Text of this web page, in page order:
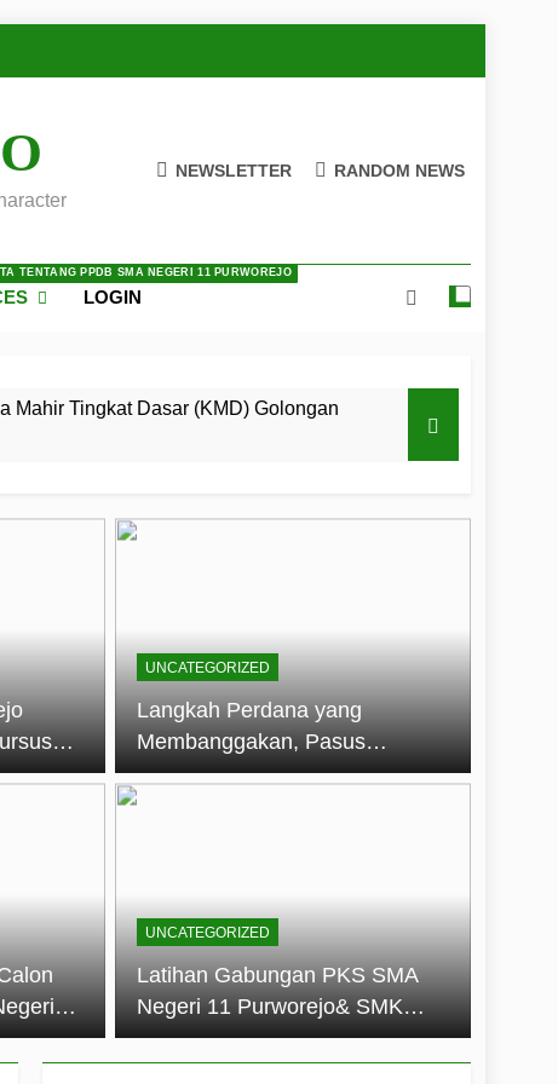
NEWSLETTER RANDOM NEWS
TENTANG PPDB SMA NEGERI 11 PURWOREJO
LOGIN
Mahir Tingkat Dasar (KMD) Golongan
Jiwa Kepemimpinan, Disiplin,
2026
UNCATEGORIZED
Langkah Perdana yang
Membanggakan, Pasus
Jatayudha Ukir Prestasi di
Jiwa
dan
UNCATEGORIZED
Latihan Gabungan PKS SMA
Negeri 11 Purworejo& SMK
Negeri 6 Purworejo:
Membangun Disiplin,